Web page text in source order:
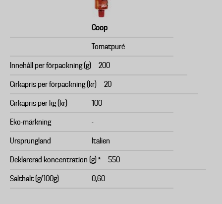
Coop
Tomatpuré
Innehåll per förpackning (g) 200
Cirkapris per förpackning (kr) 20
Cirkapris per kg (kr) 100
Eko-märkning -
Ursprungland Italien
Deklarerad koncentration (g) * 550
Salthalt (g/100g) 0,60